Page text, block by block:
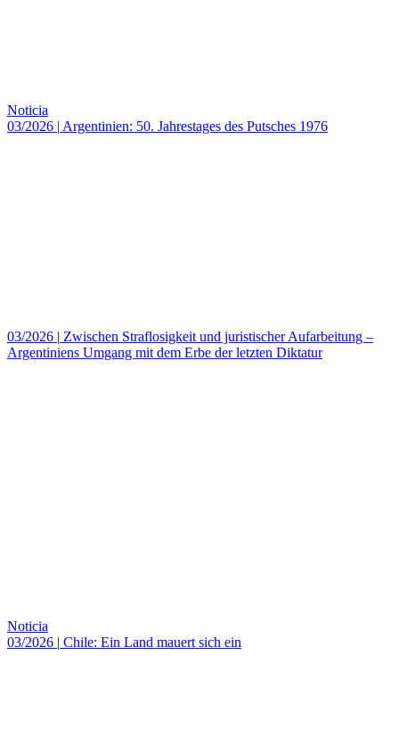
Noticia
03/2026 | Argentinien: 50. Jahrestages des Putsches 1976
03/2026 | Zwischen Straflosigkeit und juristischer Aufarbeitung –
Argentiniens Umgang mit dem Erbe der letzten Diktatur
Noticia
03/2026 | Chile: Ein Land mauert sich ein